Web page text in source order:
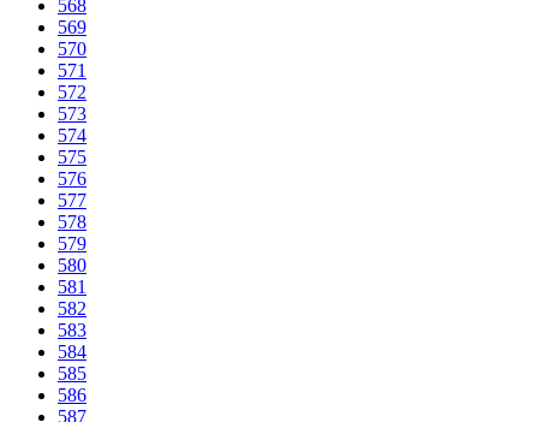
568
569
570
571
572
573
574
575
576
577
578
579
580
581
582
583
584
585
586
587